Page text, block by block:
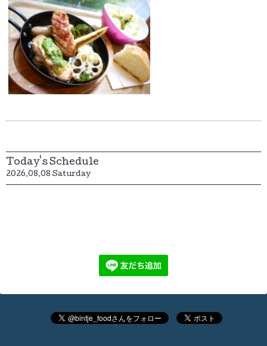
Today's Schedule
2026.08.08 Saturday